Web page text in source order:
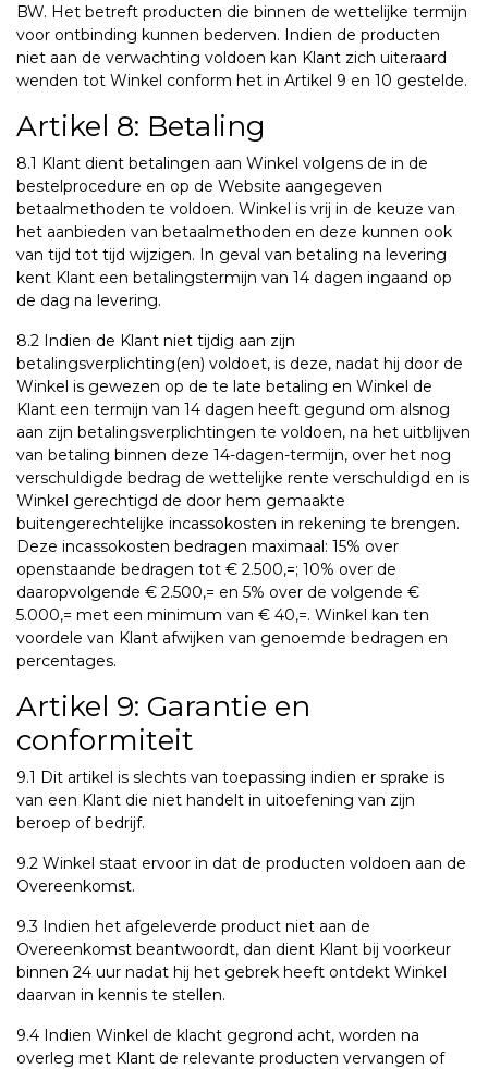
BW. Het betreft producten die binnen de wettelijke termijn
voor ontbinding kunnen bederven. Indien de producten
niet aan de verwachting voldoen kan Klant zich uiteraard
wenden tot Winkel conform het in Artikel 9 en 10 gestelde.
Artikel 8: Betaling
8.1 Klant dient betalingen aan Winkel volgens de in de
bestelprocedure en op de Website aangegeven
betaalmethoden te voldoen. Winkel is vrij in de keuze van
het aanbieden van betaalmethoden en deze kunnen ook
van tijd tot tijd wijzigen. In geval van betaling na levering
kent Klant een betalingstermijn van 14 dagen ingaand op
de dag na levering.
8.2 Indien de Klant niet tijdig aan zijn
betalingsverplichting(en) voldoet, is deze, nadat hij door de
Winkel is gewezen op de te late betaling en Winkel de
Klant een termijn van 14 dagen heeft gegund om alsnog
aan zijn betalingsverplichtingen te voldoen, na het uitblijven
van betaling binnen deze 14-dagen-termijn, over het nog
verschuldigde bedrag de wettelijke rente verschuldigd en is
Winkel gerechtigd de door hem gemaakte
buitengerechtelijke incassokosten in rekening te brengen.
Deze incassokosten bedragen maximaal: 15% over
openstaande bedragen tot € 2.500,=; 10% over de
daaropvolgende € 2.500,= en 5% over de volgende €
5.000,= met een minimum van € 40,=. Winkel kan ten
voordele van Klant afwijken van genoemde bedragen en
percentages.
Artikel 9: Garantie en
conformiteit
9.1 Dit artikel is slechts van toepassing indien er sprake is
van een Klant die niet handelt in uitoefening van zijn
beroep of bedrijf.
9.2 Winkel staat ervoor in dat de producten voldoen aan de
Overeenkomst.
9.3 Indien het afgeleverde product niet aan de
Overeenkomst beantwoordt, dan dient Klant bij voorkeur
binnen 24 uur nadat hij het gebrek heeft ontdekt Winkel
daarvan in kennis te stellen.
9.4 Indien Winkel de klacht gegrond acht, worden na
overleg met Klant de relevante producten vervangen of